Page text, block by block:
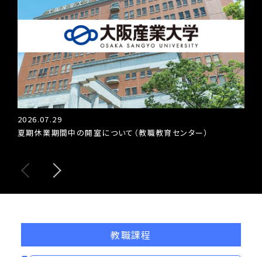
2026.07.29
夏期休業期間中の開室について（教職教育センター）
教職課程